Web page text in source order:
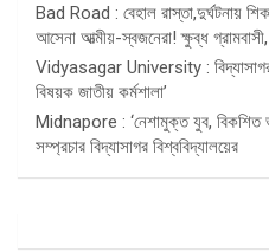
Bad Road : বেহাল রাস্তা,দুর্ঘটনায়
আসেনা আত্মীয়-স্বজনেরা! ক্ষুব্ধ
Vidyasagar University : বিদ্যাসাগর
বিষয়ক জাতীয় কর্মশালা’
Midnapore : ‘নেশামুক্ত যুব, বিকশিত
সম্প্রচার বিদ্যাসাগর বিশ্ববিদ্যালয়ের